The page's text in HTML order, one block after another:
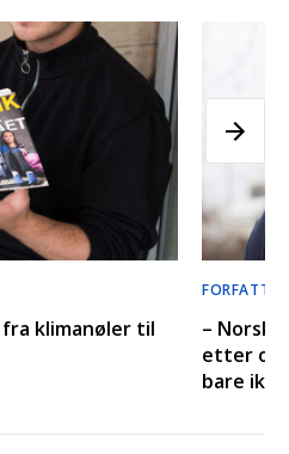
klimanøler til
– Norsk
etter
bare